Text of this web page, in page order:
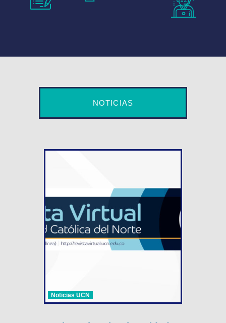
NOTICIAS
Noticias UCN